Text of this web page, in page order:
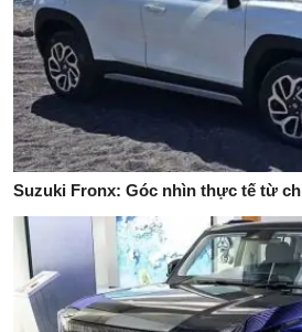
Suzuki Fronx: Góc nhìn thực tế từ